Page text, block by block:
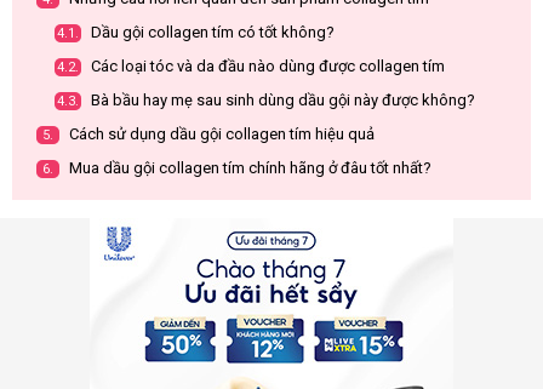
4.1. Dầu gội collagen tím có tốt không?
4.2. Các loại tóc và da đầu nào dùng được collagen tím
4.3. Bà bầu hay mẹ sau sinh dùng dầu gội này được không?
5. Cách sử dụng dầu gội collagen tím hiệu quả
6. Mua dầu gội collagen tím chính hãng ở đâu tốt nhất?